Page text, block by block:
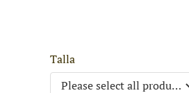
Talla